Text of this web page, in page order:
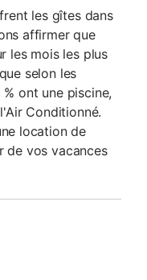
les gîtes dans
affirmer que
les mois les plus
selon les
ont une piscine,
Conditionné.
location de
de vos vacances